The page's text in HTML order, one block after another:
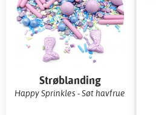
Strøblanding
Happy Sprinkles - Søt havfrue